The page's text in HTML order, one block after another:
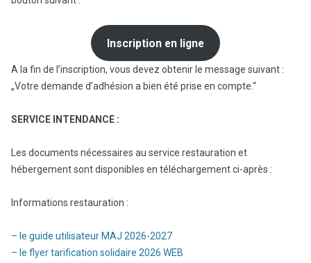
Inscription en ligne
A la fin de l’inscription, vous devez obtenir le message suivant :
„Votre demande d’adhésion a bien été prise en compte.“
SERVICE INTENDANCE :
Les documents nécessaires au service restauration et
hébergement sont disponibles en téléchargement ci-après :
Informations restauration :
– le guide utilisateur MAJ 2026-2027
– le flyer tarification solidaire 2026 WEB